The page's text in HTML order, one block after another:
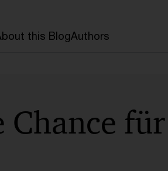
this BlogAuthors
Chance für